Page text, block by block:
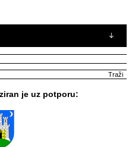
je uz potporu: